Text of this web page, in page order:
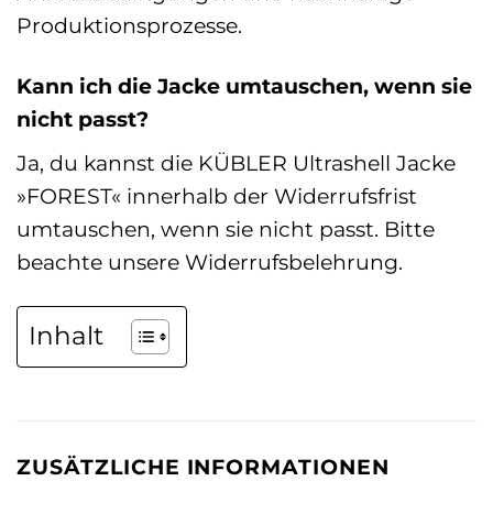
Produktionsprozesse.
Kann ich die Jacke umtauschen, wenn sie
nicht passt?
Ja, du kannst die KÜBLER Ultrashell Jacke
»FOREST« innerhalb der Widerrufsfrist
umtauschen, wenn sie nicht passt. Bitte
beachte unsere Widerrufsbelehrung.
Inhalt
ZUSÄTZLICHE INFORMATIONEN